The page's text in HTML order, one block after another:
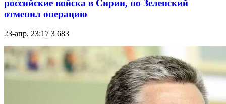
российские войска в Сирии, но Зеленский
отменил операцию
23-апр, 23:17 3 683